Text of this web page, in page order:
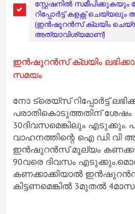
സ്റ്റേഷനിൽ
റിപ്പോർട്ട് കളക്റ്റ്
(ഇൻഷൂറൻസ് ക്ലയിം
അത്യാവിശ്യമാണ്)
ഇൻഷൂറൻസ് ക്ലയിം
സമയം
നോ ട്രെയ്സ് റിപ്പോർട്ട്‌
പരാതികൊടുത്തതിന് ശേഷം
30ദിവസമെങ്കിലും എടുക്കും.
വാഹനത്തിന്റെ ഐ ഡി വി
ഇൻഷുറൻസ് മൂല്യം
90വരെ ദിവസം
കണക്കാക്കിയാൽ
കിട്ടണമെങ്കിൽ 3മുതൽ